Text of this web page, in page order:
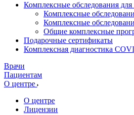
Комплексные обследования
Комплексные
Комплексные
Общие комплексные
Подарочные сертификаты
Комплексная диагностика
Врачи
Пациентам
О центре
О центре
Лицензии